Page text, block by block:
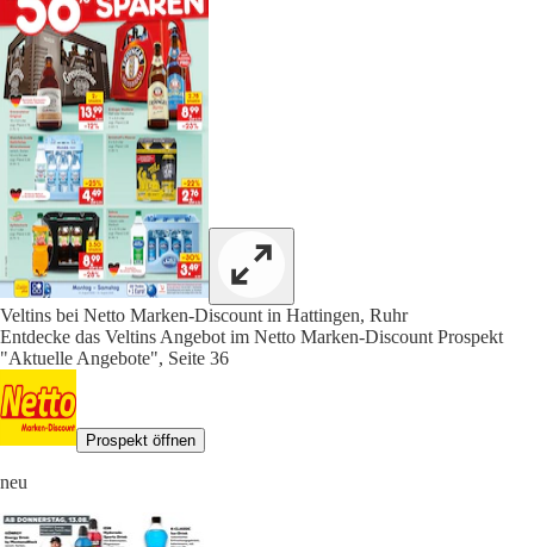
Veltins bei Netto Marken-Discount in Hattingen, Ruhr
Entdecke das Veltins Angebot im Netto Marken-Discount Prospekt
"Aktuelle Angebote", Seite 36
Prospekt öffnen
neu